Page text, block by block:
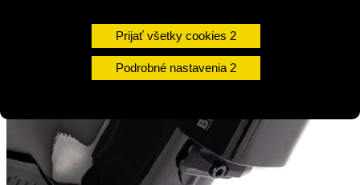
Prijať všetky cookies
Podrobné nastavenia